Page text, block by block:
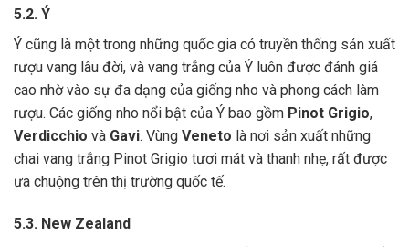
5.2. Ý
Ý cũng là một trong những quốc gia có truyền thống sản xuất
rượu vang lâu đời, và vang trắng của Ý luôn được đánh giá
cao nhờ vào sự đa dạng của giống nho và phong cách làm
rượu. Các giống nho nổi bật của Ý bao gồm Pinot Grigio,
Verdicchio và Gavi. Vùng Veneto là nơi sản xuất những
chai vang trắng Pinot Grigio tươi mát và thanh nhẹ, rất được
ưa chuộng trên thị trường quốc tế.
5.3. New Zealand